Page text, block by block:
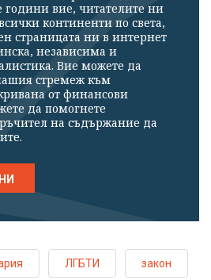
вие, читателите ни
континенти по света,
страницата ни в интернет
независима и
Вие можете да
стремеж към
от финансови
да помогнете
на съдържание да
ЛГБТИ закон